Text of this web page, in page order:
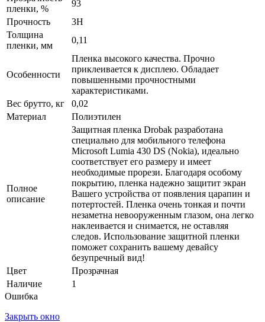
пленки, %
93
Прочность
3H
Толщина
пленки, мм
0,11
Особенности
Пленка высокого качества. Прочно
приклеивается к дисплею. Обладает
повышенными прочностными
характеристиками.
Вес брутто, кг
0,02
Материал
Полиэтилен
Полное
описание
Защитная пленка Drobak разработана
специально для мобильного телефона
Microsoft Lumia 430 DS (Nokia), идеально
соответствует его размеру и имеет
необходимые прорези. Благодаря особому
покрытию, пленка надежно защитит экран
Вашего устройства от появления царапин и
потертостей. Пленка очень тонкая и почти
незаметна невооруженным глазом, она легко
наклеивается и снимается, не оставляя
следов. Использование защитной пленки
поможет сохранить вашему девайсу
безупречный вид!
Цвет
Прозрачная
Наличие
1
Ошибка
Закрыть окно